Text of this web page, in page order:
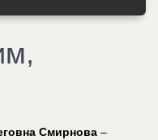
Смирнова –